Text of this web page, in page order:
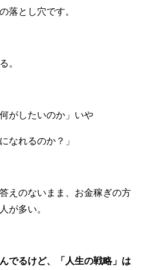
落とし穴です。
。
がしたいのか」いや
なれるのか？」
えのないまま、お金稼ぎの方
が多い。
でるけど、「人生の戦略」は